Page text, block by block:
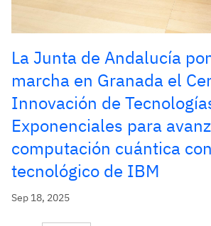
La Junta de Andalucía
marcha en Granada el
Innovación de
Exponenciales para
computación cuántica
tecnológico de IBM
Sep 18, 2025